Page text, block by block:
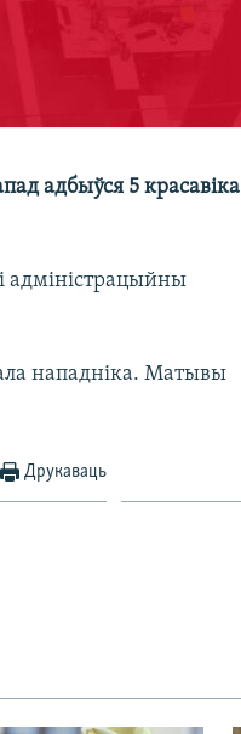
адбыўся 5 красавіка
адміністрацыйны
нападніка. Матывы
Друкаваць